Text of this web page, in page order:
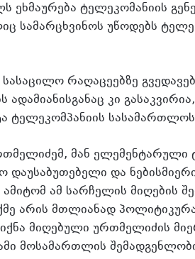
ეხმაურება ტელეკომანიის
სამარცხვინოს უწოდებს
რაღაცეებზე
კი
ტელეკომპანიის
მან ელემენტარული
და
ამიტომ ამ სარჩელის
არის მთლიანად
მიღებული ურთმელიძის
მოსამართლის